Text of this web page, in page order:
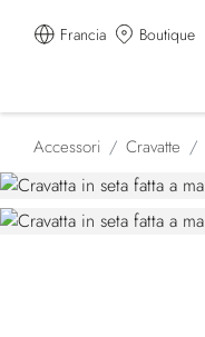
Francia Boutique
Accessori Cravatte